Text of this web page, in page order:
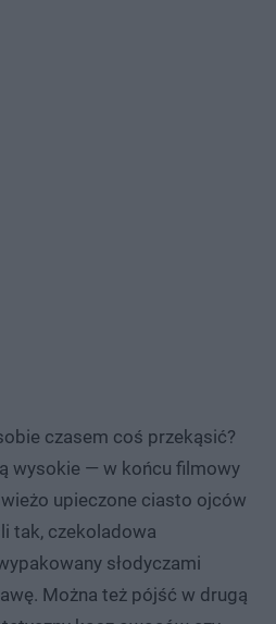
czasem coś przekąsić?
wysokie — w końcu filmowy
upieczone ciasto ojców
tak, czekoladowa
słodyczami
Można też pójść w drugą